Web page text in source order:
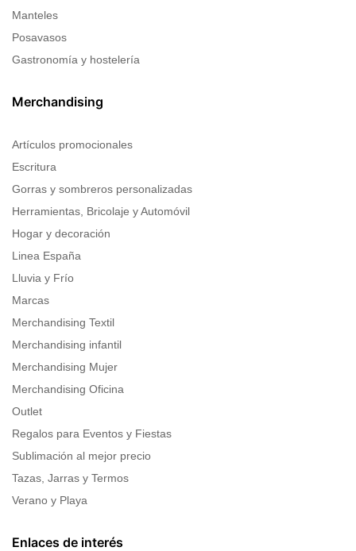
Manteles
Posavasos
Gastronomía y hostelería
Merchandising
Artículos promocionales
Escritura
Gorras y sombreros personalizadas
Herramientas, Bricolaje y Automóvil
Hogar y decoración
Linea España
Lluvia y Frío
Marcas
Merchandising Textil
Merchandising infantil
Merchandising Mujer
Merchandising Oficina
Outlet
Regalos para Eventos y Fiestas
Sublimación al mejor precio
Tazas, Jarras y Termos
Verano y Playa
Enlaces de interés